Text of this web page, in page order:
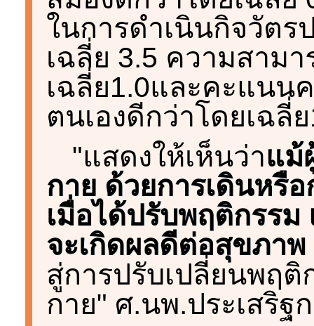
ในการดำเนินกิจวัตร
เฉลี่ย 3.5 ความสาม
เฉลี่ย1.0และคะแนน
ตนเองดีกว่าโดยเฉลี่
"แสดงให้เห็นว่าแม้
กาย ด้วยการเดินหรื
เมื่อได้ปรับพฤติกรรม
จะเกิดผลดีต่อสุขภาพ
สู่การปรับเปลี่ยนพฤติ
กาย" ศ.นพ.ประเสริฐ